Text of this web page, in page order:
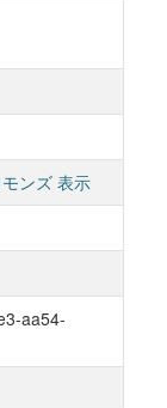
ンズ 表示
aa54-